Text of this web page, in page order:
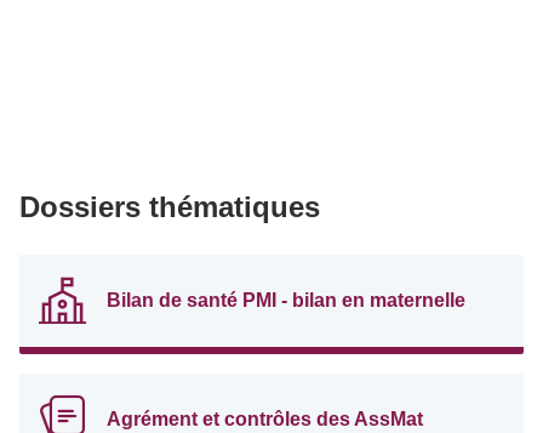
Dossiers thématiques
Bilan de santé PMI - bilan en maternelle
Agrément et contrôles des AssMat